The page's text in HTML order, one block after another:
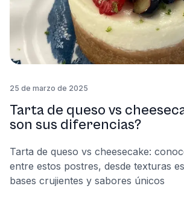
25 de marzo de 2025
Tarta de queso vs
son sus diferencias?
Tarta de queso vs cheesecake:
entre estos postres, desde texturas
bases crujientes y sabores únicos